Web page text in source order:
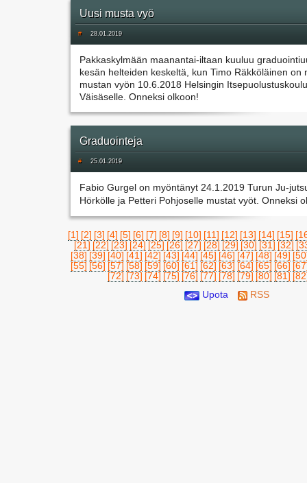
Uusi musta vyö
# 28.01.2019
Pakkaskylmään maanantai-iltaan kuuluu
kesän helteiden keskeltä, kun Timo Räkköläinen on
mustan vyön 10.6.2018 Helsingin
Väisäselle. Onneksi olkoon!
Graduointeja
# 25.01.2019
Fabio Gurgel on myöntänyt 24.1.2019 Turun Ju-
Hörkölle ja Petteri Pohjoselle mustat vyöt. Onneksi
[1] [2] [3] [4] [5] [6] [7] [8] [9] [10] [11] [12] [13] [14] [15]
[21] [22] [23] [24] [25] [26] [27] [28] [29] [30] [31] [32]
[38] [39] [40] [41] [42] [43] [44] [45] [46] [47] [48] [49]
[55] [56] [57] [58] [59] [60] [61] [62] [63] [64] [65] [66]
[72] [73] [74] [75] [76] [77] [78] [79] [80] [81]
Upota
RSS